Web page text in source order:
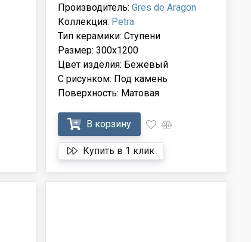
Производитель:Gres de Aragon
Коллекция: Petra
Тип керамики: Ступени
Размер: 300x1200
Цвет изделия: Бежевый
С рисунком: Под камень
Поверхность: Матовая
В корзину
Купить в 1 клик